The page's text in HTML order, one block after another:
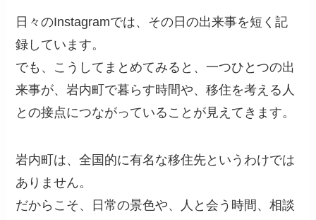
日々のInstagramでは、その日の出来事を短く記
録しています。
でも、こうしてまとめてみると、一つひとつの出
来事が、岩内町で暮らす時間や、移住を考える人
との接点につながっていることが見えてきます。
岩内町は、全国的に有名な移住先というわけでは
ありません。
だからこそ、日常の景色や、人と会う時間、相談